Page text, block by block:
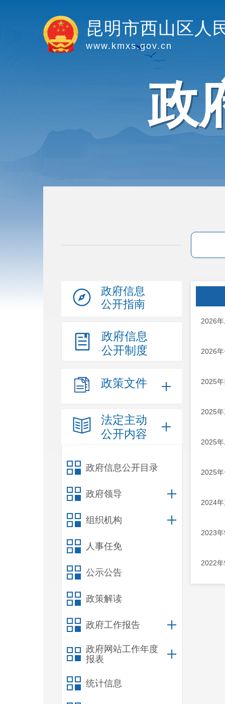
昆明市西山区人
www.kmxs.gov.cn
政
政府信息
公开指南
政府信息
公开制度
政策文件
法定主动
公开内容
政府信息公开目录
政府领导
组织机构
人事任免
公示公告
政策解读
政府工作报告
政府网站工作年度
报表
统计信息
2026
2026
2025
2025
2025
2025
2024
2023
2022